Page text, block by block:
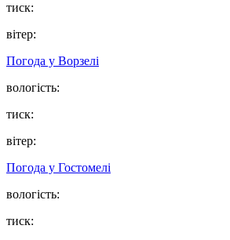
тиск:
вітер:
Погода у Ворзелі
вологість:
тиск:
вітер:
Погода у Гостомелі
вологість:
тиск: